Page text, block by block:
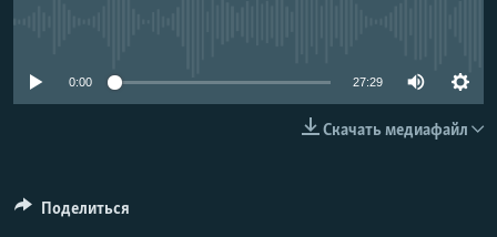
0:00 27:29
Скачать медиафайл
Поделиться